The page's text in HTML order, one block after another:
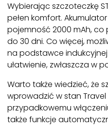
Wybierając szczoteczkę
pełen komfort.
pojemność 2000 mAh,
do 30 dni. Co więcej,
na podstawce indukcyjnej
ułatwienie, zwłaszcza w
Warto także wiedzieć, że
wprowadzić w stan
przypadkowemu
także funkcje